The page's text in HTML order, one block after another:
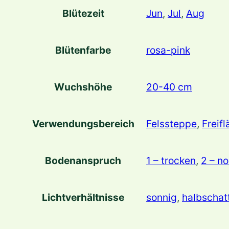
Blütezeit Jun, Jul, Aug
Blütenfarbe rosa-pink
Wuchshöhe 20-40 cm
Verwendungsbereich Felssteppe,
Bodenanspruch 1 – trocken, 2 –
Lichtverhältnisse sonnig,